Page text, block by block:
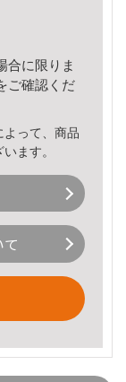
合に限りま
ご確認くだ
って、商品
ます。